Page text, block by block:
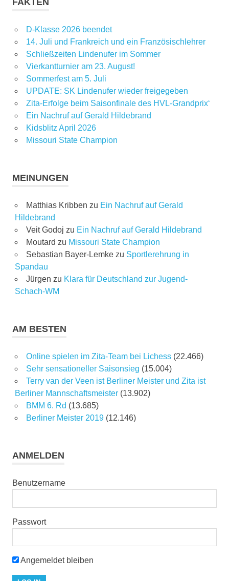
FAKTEN
D-Klasse 2026 beendet
14. Juli und Frankreich und ein Französischlehrer
Schließzeiten Lindenufer im Sommer
Vierkantturnier am 23. August!
Sommerfest am 5. Juli
UPDATE: SK Lindenufer wieder freigegeben
Zita-Erfolge beim Saisonfinale des HVL-Grandprix‘
Ein Nachruf auf Gerald Hildebrand
Kidsblitz April 2026
Missouri State Champion
MEINUNGEN
Matthias Kribben zu Ein Nachruf auf Gerald
Hildebrand
Veit Godoj zu Ein Nachruf auf Gerald Hildebrand
Moutard zu Missouri State Champion
Sebastian Bayer-Lemkezu Sportlerehrung in
Spandau
Jürgen zu Klara für Deutschland zur Jugend-
Schach-WM
AM BESTEN
Online spielen im Zita-Team bei Lichess (22.466)
Sehr sensationeller Saisonsieg (15.004)
Terry van der Veen ist Berliner Meister und Zita ist
Berliner Mannschaftsmeister (13.902)
BMM 6. Rd (13.685)
Berliner Meister 2019 (12.146)
ANMELDEN
Benutzername
Passwort
Angemeldet bleiben